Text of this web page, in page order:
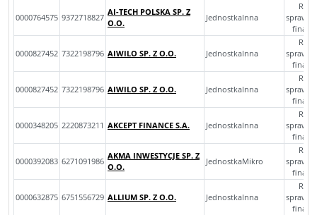
0000764575 9372718827
AI-TECH POLSKA SP. Z
O.O.
JednostkaInna
0000827452 7322198796 AIWILO SP. Z O.O. JednostkaInna
0000827452 7322198796 AIWILO SP. Z O.O. JednostkaInna
0000348205 2220873211 AKCEPT FINANCE S.A. JednostkaInna
0000392083 6271091986
AKMA INWESTYCJE SP. Z
O.O.
JednostkaMikro
0000632875 6751556729 ALLIUM SP. Z O.O. JednostkaInna